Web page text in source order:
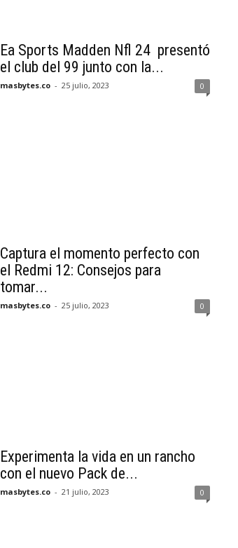
Ea Sports Madden Nfl 24 presentó
el club del 99 junto con la...
masbytes.co - 25 julio, 2023 0
Captura el momento perfecto con
el Redmi 12: Consejos para
tomar...
masbytes.co - 25 julio, 2023 0
Experimenta la vida en un rancho
con el nuevo Pack de...
masbytes.co - 21 julio, 2023 0